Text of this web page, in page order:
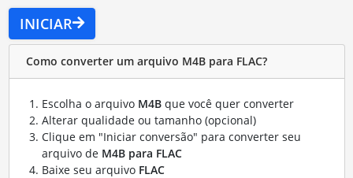
INICIAR
Como converter um arquivo M4B para FLAC?
Escolha o arquivo M4Bque você quer converter
Alterar qualidade ou tamanho (opcional)
Clique em "Iniciar conversão" para converter seu
arquivo de M4B para FLAC
Baixe seu arquivo FLAC